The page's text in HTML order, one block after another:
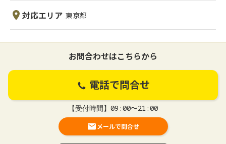
対応エリア 東京都
お問合わせはこちらから
電話で問合せ
【受付時間】09:00〜21:00
メールで問合せ